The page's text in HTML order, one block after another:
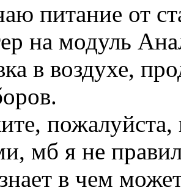
питание от
на модуль
в воздухе,
пожалуйста,
мб я не
в чем